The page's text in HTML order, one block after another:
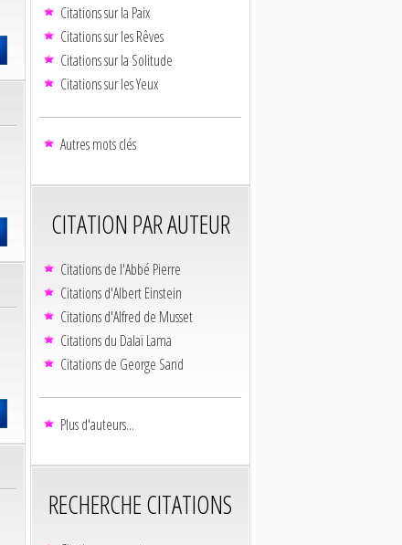
Citations sur la Paix
Citations sur les Rêves
Citations sur la Solitude
Citations sur les Yeux
Autres mots clés
CITATION PAR AUTEUR
Citations de l'Abbé Pierre
Citations d'Albert Einstein
Citations d'Alfred de Musset
Citations du Dalaï Lama
Citations de George Sand
Plus d'auteurs...
RECHERCHE CITATIONS